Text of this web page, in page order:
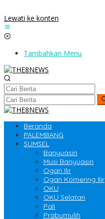
Lewati ke konten
Tambahkan Menu
Beranda
PALEMBANG
SUMSEL
Banyuasin
Musi Banyuasin
Ogan Ilir
Ogan Komering Ilir
OKU
OKU Selatan
Pali
Prabumulih